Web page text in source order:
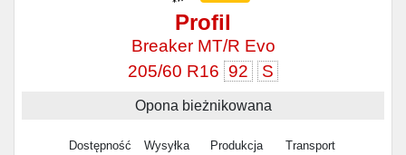
Profil
Breaker MT/R Evo
205/60 R16 92 S
Opona bieżnikowana
Dostępność Wysyłka Produkcja Transport